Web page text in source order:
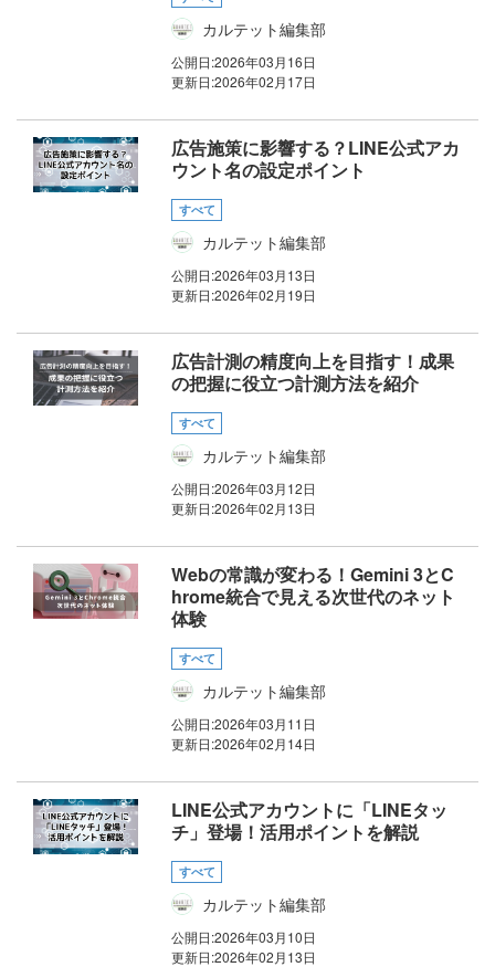
カルテット編集部
公開日:2026年03月16日
更新日:2026年02月17日
広告施策に影響する？LINE公式アカ
ウント名の設定ポイント
すべて
カルテット編集部
公開日:2026年03月13日
更新日:2026年02月19日
広告計測の精度向上を目指す！成果
の把握に役立つ計測方法を紹介
すべて
カルテット編集部
公開日:2026年03月12日
更新日:2026年02月13日
Webの常識が変わる！Gemini 3とC
hrome統合で見える次世代のネット
体験
すべて
カルテット編集部
公開日:2026年03月11日
更新日:2026年02月14日
LINE公式アカウントに「LINEタッ
チ」登場！活用ポイントを解説
すべて
カルテット編集部
公開日:2026年03月10日
更新日:2026年02月13日